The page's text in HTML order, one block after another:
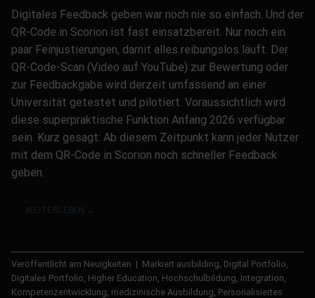
Digitales Feedback geben war noch nie so einfach. Und der
QR-Code in Scorion ist fast einsatzbereit. Nur noch ein
paar Feinjustierungen, damit alles reibungslos läuft. Der
QR-Code-Scan (Video auf YouTube) zur Bewertung oder
zur Feedbackgabe wird derzeit umfassend an einer
Universität getestet und pilotiert. Voraussichtlich wird
diese superpraktische Funktion Anfang 2026 verfügbar
sein. Kurz gesagt: Ab diesem Zeitpunkt kann jeder Nutzer
mit dem QR-Code in Scorion noch schneller Feedback
geben.
WEITERLESEN →
Veröffentlicht am Neuigkeiten | Markiert ausbilding Digital Portfolio
Digitales Portfolio Higher Education Hochschulbildung Integration
Kompetenzentwicklung medizinische Ausbildung Personalisiertes